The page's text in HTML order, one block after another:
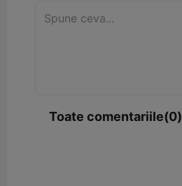
Toate comentariile(0)